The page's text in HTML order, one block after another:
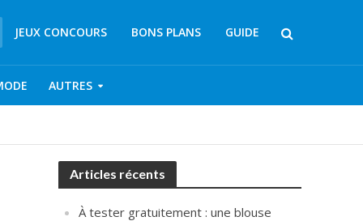
JEUX CONCOURS BONS PLANS GUIDE
AUTRES
Articles récents
À tester gratuitement : une blouse